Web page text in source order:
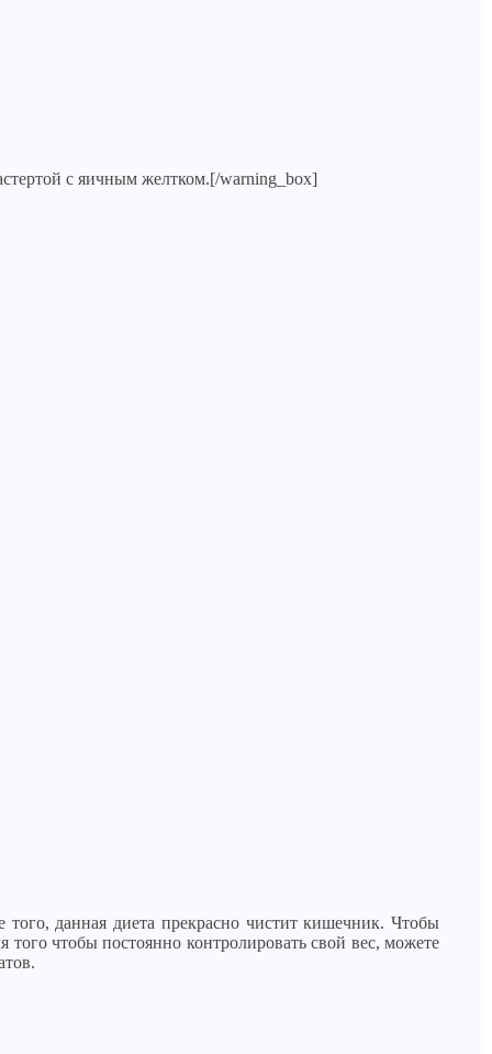
с яичным желтком.[/warning_box]
данная диета прекрасно чистит кишечник. Чтобы
чтобы постоянно контролировать свой вес, можете